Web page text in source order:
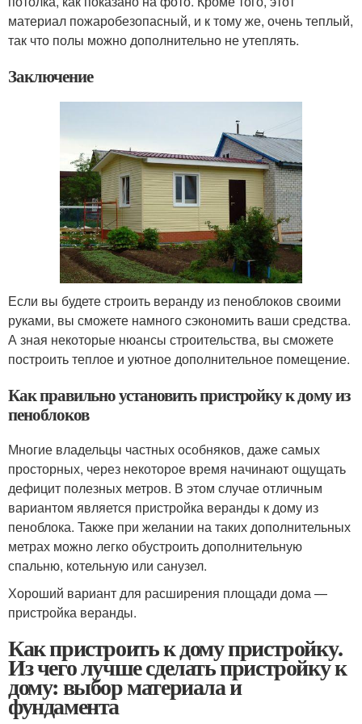
материал пожаробезопасный, и к тому же, очень теплый,
так что полы можно дополнительно не утеплять.
Заключение
Если вы будете строить веранду из пеноблоков своими
руками, вы сможете намного сэкономить ваши средства.
А зная некоторые нюансы строительства, вы сможете
построить теплое и уютное дополнительное помещение.
Как правильно установить пристройку к дому из
пеноблоков
Многие владельцы частных особняков, даже самых
просторных, через некоторое время начинают ощущать
дефицит полезных метров. В этом случае отличным
вариантом является пристройка веранды к дому из
пеноблока. Также при желании на таких дополнительных
метрах можно легко обустроить дополнительную
спальню, котельную или санузел.
Хороший вариант для расширения площади дома —
пристройка веранды.
Как пристроить к дому пристройку.
Из чего лучше сделать пристройку к
дому: выбор материала и
фундамента